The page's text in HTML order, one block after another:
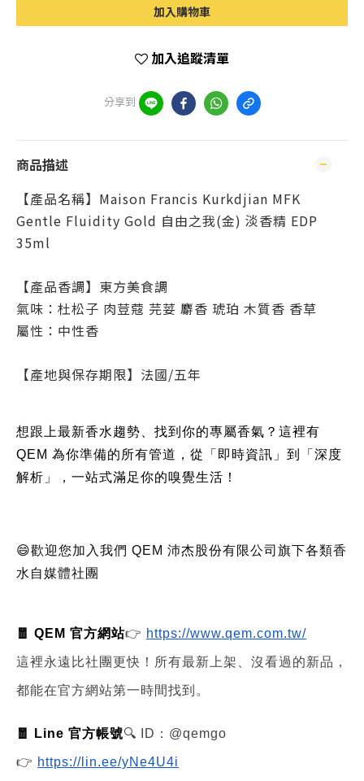
加入購物車
加入追蹤清單
分享到
商品描述
【產品名稱】Maison Francis Kurkdjian MFK
Gentle Fluidity Gold 自由之我(金) 淡香精 EDP
35ml
【產品香調】東方美食調
氣味：杜松子 肉荳蔻 芫荽 麝香 琥珀 木質香 香草
屬性：中性香
【產地與保存期限】法國/五年
想跟上最新香水趨勢、找到你的專屬香氣？這裡有
QEM 為你準備的所有管道，從「即時資訊」到「深度
解析」，一站式滿足你的嗅覺生活！
😄歡迎您加入我們 QEM 沛杰股份有限公司旗下各類香
水自媒體社團
🧧 QEM 官方網站👉 https://www.qem.com.tw/
這裡永遠比社團更快！所有最新上架、沒看過的新品，
都能在官方網站第一時間找到。
🧧 Line 官方帳號🔍 ID：@qemgo
👉 https://lin.ee/yNe4U4i